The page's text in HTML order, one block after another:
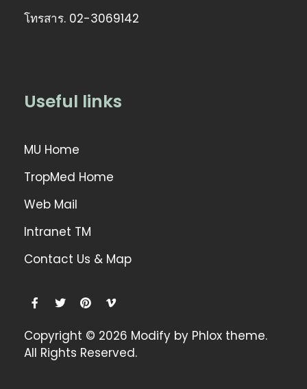
โทรสาร. 02-3069142
Useful links
MU Home
TropMed Home
Web Mail
Intranet TM
Contact Us & Map
Copyright © 2026 Modify by Phlox theme.
All Rights Reserved.